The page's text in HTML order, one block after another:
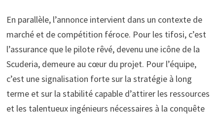
En parallèle, l’annonce intervient dans un contexte de
marché et de compétition féroce. Pour les tifosi, c’est
l’assurance que le pilote rêvé, devenu une icône de la
Scuderia, demeure au cœur du projet. Pour l’équipe,
c’est une signalisation forte sur la stratégie à long
terme et sur la stabilité capable d’attirer les ressources
et les talentueux ingénieurs nécessaires à la conquête